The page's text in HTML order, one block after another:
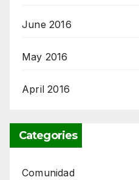
June 2016
May 2016
April 2016
Categories
Comunidad